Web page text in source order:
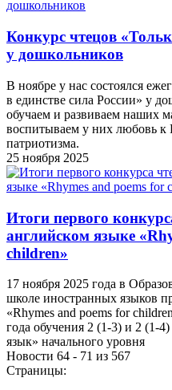
Конкурс чтецов
у дошкольников
В ноябре у нас состоялся
в единстве сила России» у
обучаем и развиваем наших
воспитываем у них любовь к
патриотизма.
25 ноября 2025
Итоги первого
английском языке
children»
17 ноября 2025 года в
школе иностранных языков
«Rhymes and poems for
года обучения 2 (1-3) и 2 (1-
язык» начального уровня
Новости 64 - 71 из 567
Страницы: